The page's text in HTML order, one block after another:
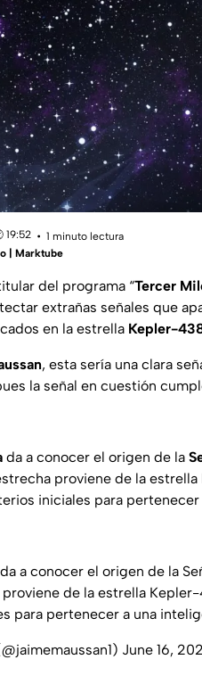
19:52
1 minuto lectura
| Marktube
del programa “Tercer
extrañas señales que
en la estrella Kepler-
, esta sería una clara
la señal en cuestión
da a conocer el origen de la
proviene de la estrella
iniciales para
a conocer el origen de la
de la estrella
para pertenecer a una
June 16,